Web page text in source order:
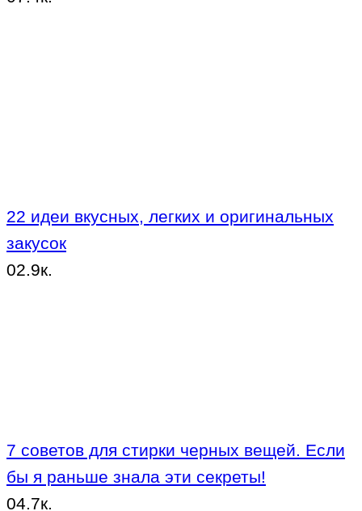
22 идеи вкусных, легких и оригинальных
закусок
02.9к.
7 советов для стирки черных вещей. Если
бы я раньше знала эти секреты!
04.7к.